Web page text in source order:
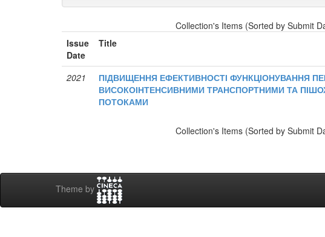
Collection's Items (Sorted by Submit
Issue
Date
Title
2021
ПІДВИЩЕННЯ ЕФЕКТИВНОСТІ ФУНКЦІОНУВАННЯ
ВИСОКОІНТЕНСИВНИМИ ТРАНСПОРТНИМИ ТА
ПОТОКАМИ
Collection's Items (Sorted by Submit
Theme by